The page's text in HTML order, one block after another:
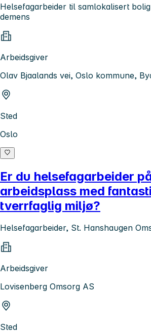
Helsefagarbeider til samlokalisert
demens
Arbeidsgiver
Olav Bjaalands vei, Oslo kommune,
Sted
Oslo
Er du helsefagarbeider
arbeidsplass med
tverrfaglig miljø?
Helsefagarbeider, St. Hanshaugen
Arbeidsgiver
Lovisenberg Omsorg AS
Sted